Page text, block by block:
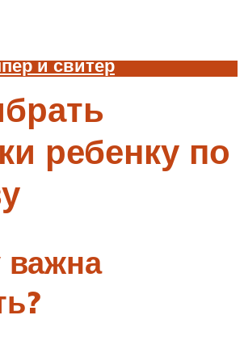
и свитер
ребенку по
важна